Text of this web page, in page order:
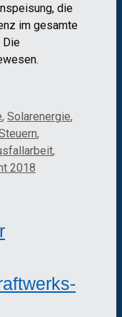
die
im gesamte
Die
, Solarenergie,
,
,
2018